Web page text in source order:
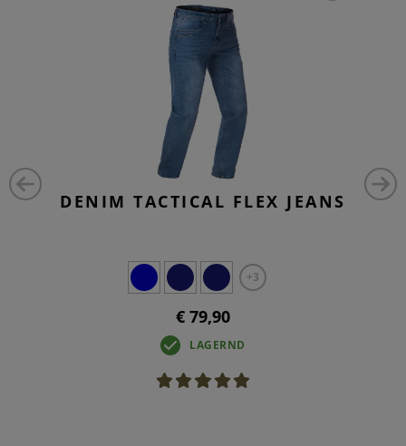
DENIM TACTICAL FLEX JEANS
+3
€ 79,90
LAGERND